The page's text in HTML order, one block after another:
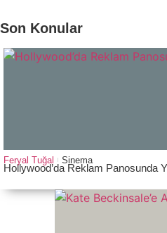
Son Konular
Feryal Tuğal Sinema
Hollywood’da Reklam Panosunda